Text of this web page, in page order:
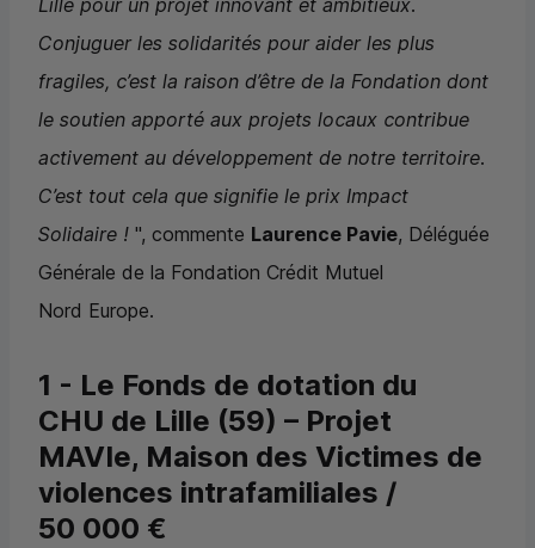
Lille pour un projet innovant et ambitieux.
Conjuguer les solidarités pour aider les plus
fragiles, c’est la raison d’être de la Fondation dont
le soutien apporté aux projets locaux contribue
activement au développement de notre territoire.
C’est tout cela que signifie le prix Impact
Solidaire ! ", commente Laurence Pavie, Déléguée
Générale de la Fondation Crédit Mutuel
Nord Europe.
1 - Le Fonds de dotation du
CHU de Lille (59) – Projet
MAVIe, Maison des Victimes de
violences intrafamiliales /
50 000 €